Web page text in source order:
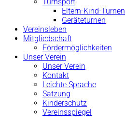
Eltern-Kind-Turnen
Geräteturnen
Vereinsleben
Mitgliedschaft
Fördermöglichkeiten
Unser Verein
Unser Verein
Kontakt
Leichte Sprache
Satzung
Kinderschutz
Vereinsspiegel